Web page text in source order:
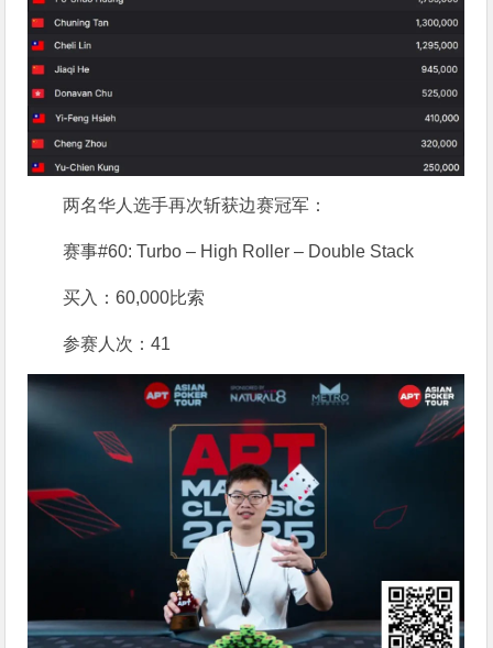
两名华人选手再次斩获边赛冠军：
赛事#60: Turbo – High Roller – Double Stack
买入：60,000比索
参赛人次：41